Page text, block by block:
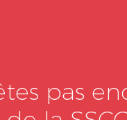
pas